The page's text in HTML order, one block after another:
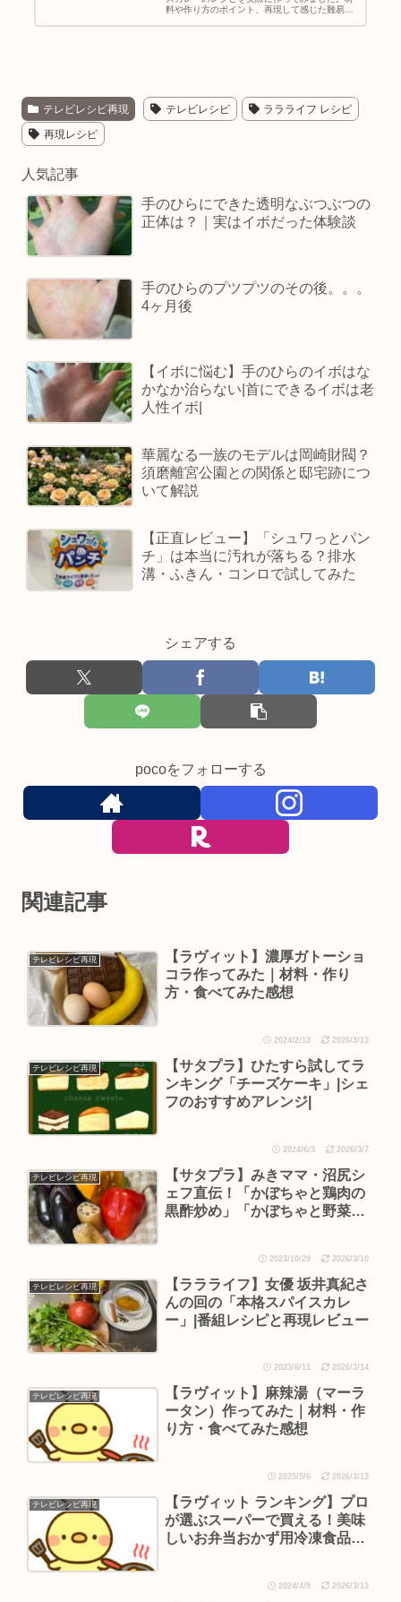
料や作り方のポイント、再現して感じた難易度
テレビレシピ再現 テレビレシピ ララライフ レシピ
再現レシピ
人気記事
手のひらにできた透明なぶつぶつの
正体は？｜実はイボだった体験談
手のひらのプツプツのその後。。。
4ヶ月後
【イボに悩む】手のひらのイボはな
かなか治らない|首にできるイボは老
人性イボ|
華麗なる一族のモデルは岡崎財閥？
須磨離宮公園との関係と邸宅跡につ
いて解説
【正直レビュー】「シュワっとパン
チ」は本当に汚れが落ちる？排水
溝・ふきん・コンロで試してみた
シェアする
pocoをフォローする
関連記事
テレビレシピ再現
【ラヴィット】濃厚ガトーショ
コラ作ってみた｜材料・作り
方・食べてみた感想
2024/2/13 2026/3/13
テレビレシピ再現
【サタプラ】ひたすら試してラ
ンキング「チーズケーキ」|シェ
フのおすすめアレンジ|
2024/6/3 2026/3/7
テレビレシピ再現
【サタプラ】みきママ・沼尻シ
ェフ直伝！「かぼちゃと鶏肉の
黒酢炒め」「かぼちゃと野菜の
2023/10/29 2026/3/10
テレビレシピ再現
【ララライフ】女優 坂井真紀さ
んの回の「本格スパイスカレ
ー」|番組レシピと再現レビュー
2023/6/11 2026/3/14
テレビレシピ再現
【ラヴィット】麻辣湯（マーラ
ータン）作ってみた｜材料・作
り方・食べてみた感想
2025/5/6 2026/3/13
テレビレシピ再現
【ラヴィット ランキング】プロ
が選ぶスーパーで買える！美味
しいお弁当おかず用冷凍食品ラ
2024/4/9 2026/3/13